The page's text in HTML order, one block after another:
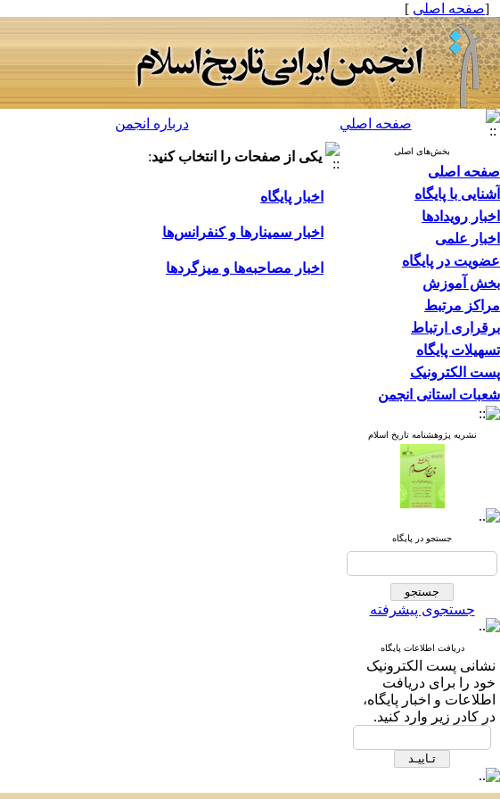
[صفحه اصلی ]
صفحه اصلي درباره انجمن
بخش‌های اصلی
صفحه اصلی
آشنایی با پایگاه
اخبار رویدادها
اخبار علمی
عضویت در پایگاه
بخش آموزش
مراکز مرتبط
برقراری ارتباط
تسهیلات پایگاه
پست الکترونیک
شعبات استانی انجمن
نشریه پژوهشنامه تاریخ اسلام
جستجو در پایگاه
جستجوی پیشرفته
دریافت اطلاعات پایگاه
نشانی پست الکترونیک
خود را برای دریافت
اطلاعات و اخبار پایگاه،
در کادر زیر وارد کنید.
یکی از صفحات را انتخاب کنید:
اخبار پایگاه
اخبار سمینارها و کنفرانس‌ها
اخبار مصاحبه‌ها و میزگردها